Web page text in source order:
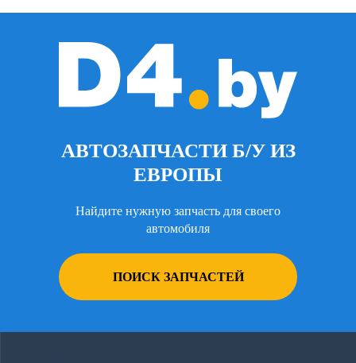
АВТОЗАПЧАСТИ Б/У ИЗ
ЕВРОПЫ
Найдите нужную запчасть для своего
автомобиля
ПОИСК ЗАПЧАСТЕЙ